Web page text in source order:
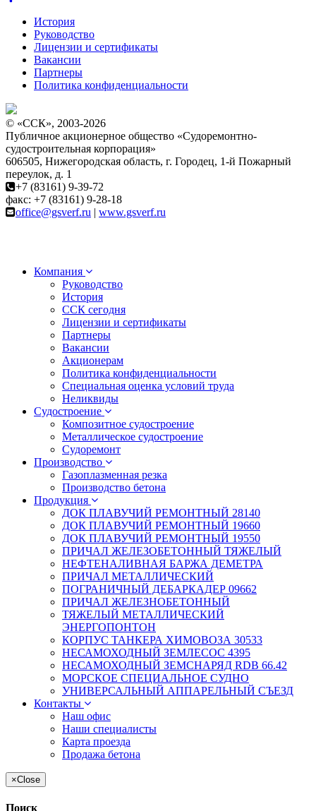
История
Руководство
Лицензии и сертификаты
Вакансии
Партнеры
Политика конфиденциальности
© «ССК», 2003-2026
Публичное акционерное общество «Судоремонтно-
судостроительная корпорация»
606505, Нижегородская область, г. Городец, 1-й Пожарный
переулок, д. 1
+7 (83161) 9-39-72
факс: +7 (83161) 9-28-18
office@gsverf.ru | www.gsverf.ru
Компания
Руководство
История
ССК сегодня
Лицензии и сертификаты
Партнеры
Вакансии
Акционерам
Политика конфиденциальности
Специальная оценка условий труда
Неликвиды
Судостроение
Композитное судостроение
Металлическое судостроение
Судоремонт
Производство
Газоплазменная резка
Производство бетона
Продукция
ДОК ПЛАВУЧИЙ РЕМОНТНЫЙ 28140
ДОК ПЛАВУЧИЙ РЕМОНТНЫЙ 19660
ДОК ПЛАВУЧИЙ РЕМОНТНЫЙ 19550
ПРИЧАЛ ЖЕЛЕЗОБЕТОННЫЙ ТЯЖЕЛЫЙ
НЕФТЕНАЛИВНАЯ БАРЖА ДЕМЕТРА
ПРИЧАЛ МЕТАЛЛИЧЕСКИЙ
ПОГРАНИЧНЫЙ ДЕБАРКАДЕР 09662
ПРИЧАЛ ЖЕЛЕЗНОБЕТОННЫЙ
ТЯЖЕЛЫЙ МЕТАЛЛИЧЕСКИЙ
ЭНЕРГОПОНТОН
КОРПУС ТАНКЕРА ХИМОВОЗА 30533
НЕСАМОХОДНЫЙ ЗЕМЛЕСОС 4395
НЕСАМОХОДНЫЙ ЗЕМСНАРЯД RDB 66.42
МОРСКОЕ СПЕЦИАЛЬНОЕ СУДНО
УНИВЕРСАЛЬНЫЙ АППАРЕЛЬНЫЙ СЪЕЗД
Контакты
Наш офис
Наши специалисты
Карта проезда
Продажа бетона
×Close
Поиск